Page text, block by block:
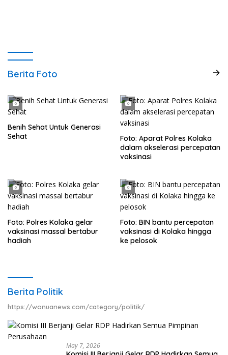
Berita Foto
Benih Sehat Untuk Generasi
Sehat
Foto: Aparat Polres Kolaka
dalam akselerasi percepatan
vaksinasi
Foto: Polres Kolaka gelar
vaksinasi massal bertabur
hadiah
Foto: BIN bantu percepatan
vaksinasi di Kolaka hingga
ke pelosok
Berita Politik
https://wonuanews.com/category/politik/
May 7, 2026